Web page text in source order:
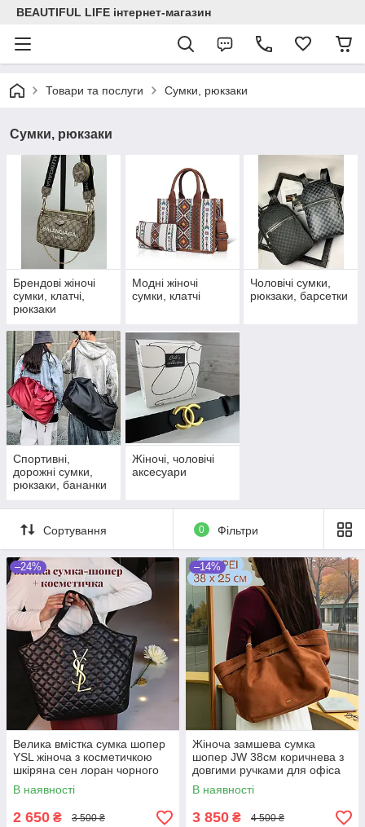
BEAUTIFUL LIFE інтернет-магазин
Товари та послуги Сумки, рюкзаки
Сумки, рюкзаки
Брендові жіночі
сумки, клатчі,
рюкзаки
Модні жіночі
сумки, клатчі
Чоловічі сумки,
рюкзаки, барсетки
Спортивні,
дорожні сумки,
рюкзаки, бананки
Жіночі, чоловічі
аксесуари
Сортування 0 Фільтри
–24%
Велика вмістка сумка шопер
YSL жіноча з косметичкою
шкіряна сен лоран чорного
кольору з гаманцем для
дрібниць
В наявності
2 650 ₴ 3 500 ₴
–14%
Жіноча замшева сумка
шопер JW 38см коричнева з
довгими ручками для офіса
та подорожей
В наявності
3 850 ₴ 4 500 ₴